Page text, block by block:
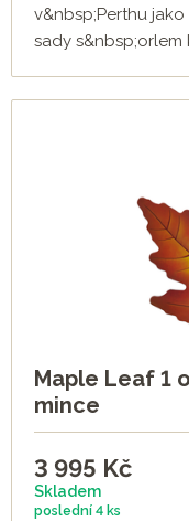
v&nbsp;Perthu
sady s&nbsp;orlem
Maple Leaf 1
mince
3 995 Kč
Skladem
poslední 4 ks